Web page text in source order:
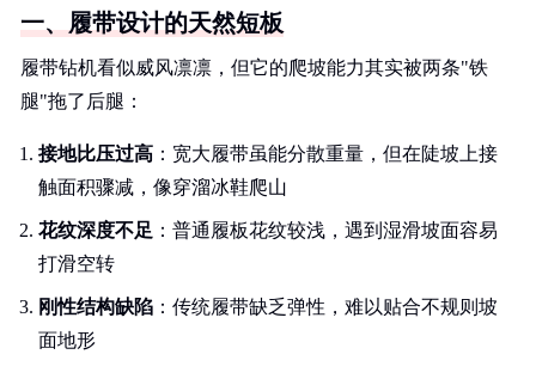
一、履带设计的天然短板
履带钻机看似威风凛凛，但它的爬坡能力其实被两条"铁
腿"拖了后腿：
接地比压过高 ：宽大履带虽能分散重量，但在陡坡上接
触面积骤减，像穿溜冰鞋爬山
花纹深度不足 ：普通履板花纹较浅，遇到湿滑坡面容易
打滑空转
刚性结构缺陷 ：传统履带缺乏弹性，难以贴合不规则坡
面地形